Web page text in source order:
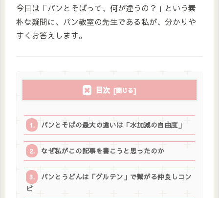
今日は「パンとそばって、何が違うの？」という素
朴な疑問に、パン教室の先生である私が、分かりや
すくお答えします。
目次
パンとそばの最大の違いは「水加減の自由度」
なぜ私がこの記事を書こうと思ったのか
パンとうどんは「グルテン」で繋がる仲良しコン
ビ